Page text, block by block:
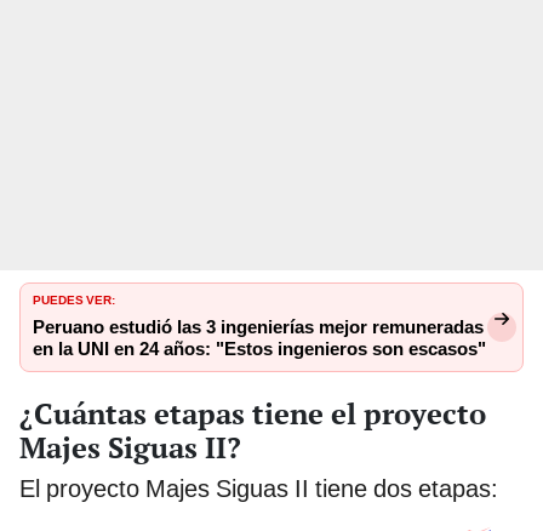
PUEDES VER:
Peruano estudió las 3 ingenierías mejor remuneradas
en la UNI en 24 años: "Estos ingenieros son escasos"
¿Cuántas etapas tiene el proyecto
Majes Siguas II?
El proyecto Majes Siguas II tiene dos etapas: